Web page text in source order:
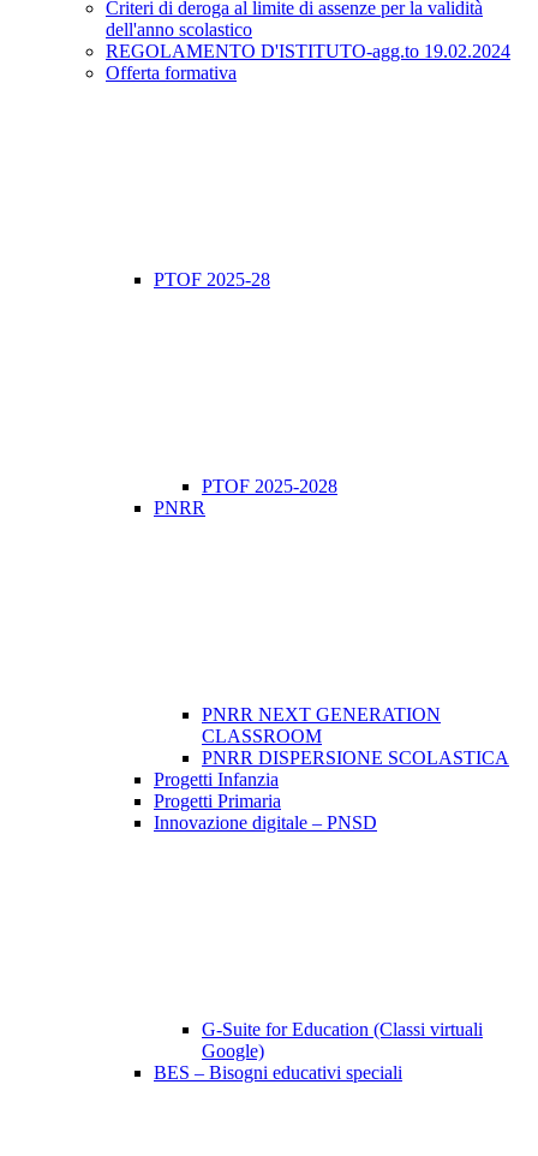
Criteri di deroga al limite di assenze per la validità
dell'anno scolastico
REGOLAMENTO D'ISTITUTO-agg.to 19.02.2024
Offerta formativa
PTOF 2025-28
PTOF 2025-2028
PNRR
PNRR NEXT GENERATION
CLASSROOM
PNRR DISPERSIONE SCOLASTICA
Progetti Infanzia
Progetti Primaria
Innovazione digitale – PNSD
G-Suite for Education (Classi virtuali
Google)
BES – Bisogni educativi speciali